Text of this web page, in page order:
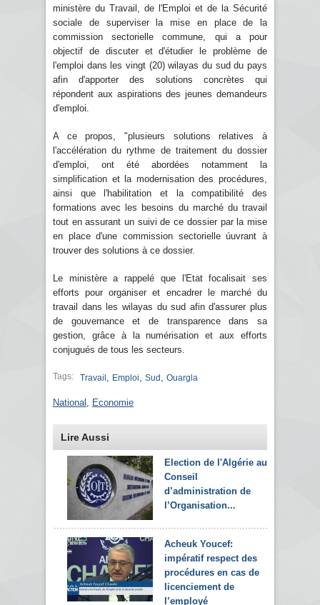
ministère du Travail, de l'Emploi et de la Sécurité
sociale de superviser la mise en place de la
commission sectorielle commune, qui a pour
objectif de discuter et d'étudier le problème de
l'emploi dans les vingt (20) wilayas du sud du pays
afin d'apporter des solutions concrètes qui
répondent aux aspirations des jeunes demandeurs
d'emploi.
A ce propos, "plusieurs solutions relatives à
l'accélération du rythme de traitement du dossier
d'emploi, ont été abordées notamment la
simplification et la modernisation des procédures,
ainsi que l'habilitation et la compatibilité des
formations avec les besoins du marché du travail
tout en assurant un suivi de ce dossier par la mise
en place d'une commission sectorielle úuvrant à
trouver des solutions à ce dossier.
Le ministère a rappelé que l'Etat focalisait ses
efforts pour organiser et encadrer le marché du
travail dans les wilayas du sud afin d'assurer plus
de gouvernance et de transparence dans sa
gestion, grâce à la numérisation et aux efforts
conjugués de tous les secteurs.
Tags: Travail Emploi Sud Ouargla
National Economie
Lire Aussi
Election de l'Algérie au
Conseil
d’administration de
l’Organisation...
Acheuk Youcef:
impératif respect des
procédures en cas de
licenciement de
l’employé